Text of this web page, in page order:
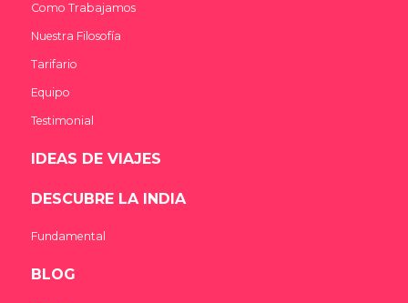
Como Trabajamos
Nuestra Filosofía
Tarifario
Equipo
Testimonial
IDEAS DE VIAJES
DESCUBRE LA INDIA
Fundamental
BLOG